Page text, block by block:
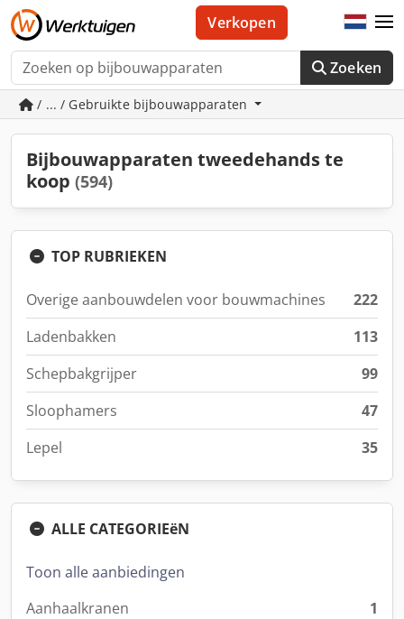
Zoeken
Verkopen
/ ... / Gebruikte bijbouwapparaten
Bijbouwapparaten tweedehands te
koop (594)
TOP RUBRIEKEN
Overige aanbouwdelen voor bouwmachines
222
Ladenbakken
113
Schepbakgrijper
99
Sloophamers
47
Lepel
35
ALLE CATEGORIEëN
Toon alle aanbiedingen
Aanhaalkranen
1